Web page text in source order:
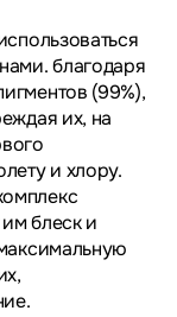
благодаря
(99%),
их, на
и хлору.
блеск и